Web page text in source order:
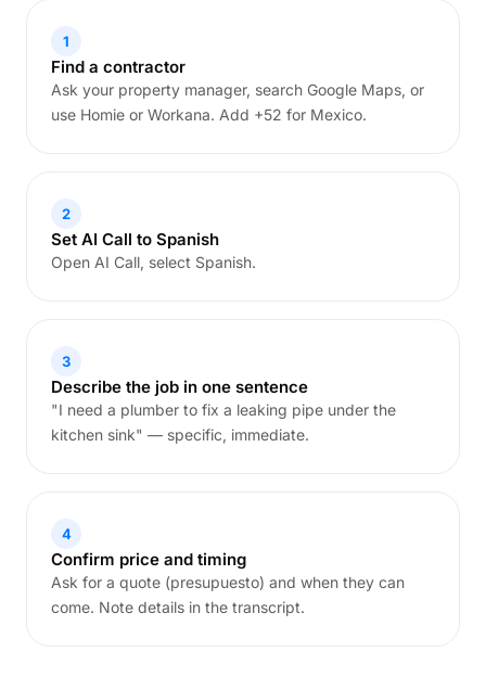
1
Find a contractor
Ask your property manager, search Google Maps, or
use Homie or Workana. Add +52 for Mexico.
2
Set AI Call to Spanish
Open AI Call, select Spanish.
3
Describe the job in one sentence
"I need a plumber to fix a leaking pipe under the
kitchen sink" — specific, immediate.
4
Confirm price and timing
Ask for a quote (presupuesto) and when they can
come. Note details in the transcript.